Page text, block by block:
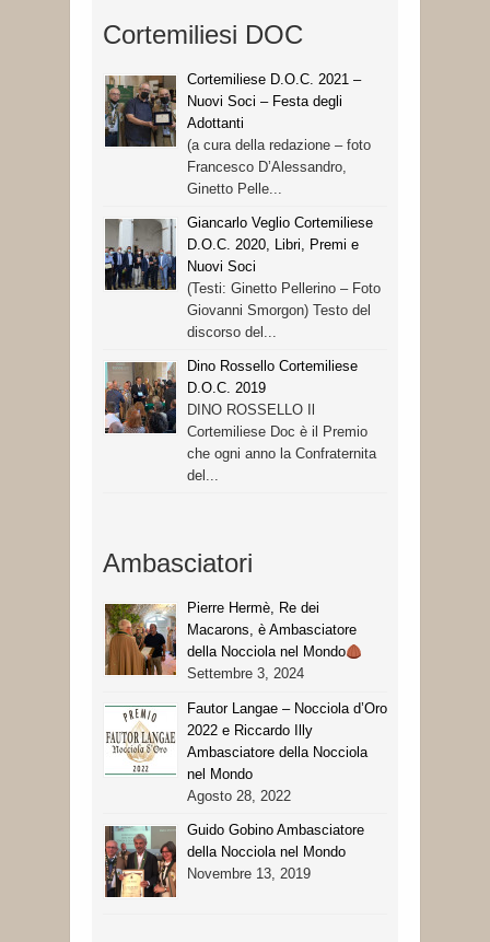
Cortemiliesi DOC
Cortemiliese D.O.C. 2021 –
Nuovi Soci – Festa degli
Adottanti
(a cura della redazione – foto
Francesco D’Alessandro,
Ginetto Pelle...
Giancarlo Veglio Cortemiliese
D.O.C. 2020, Libri, Premi e
Nuovi Soci
(Testi: Ginetto Pellerino – Foto
Giovanni Smorgon) Testo del
discorso del...
Dino Rossello Cortemiliese
D.O.C. 2019
DINO ROSSELLO Il
Cortemiliese Doc è il Premio
che ogni anno la Confraternita
del...
Ambasciatori
Pierre Hermè, Re dei
Macarons, è Ambasciatore
della Nocciola nel Mondo
Settembre 3, 2024
Fautor Langae – Nocciola d’Oro
2022 e Riccardo Illy
Ambasciatore della Nocciola
nel Mondo
Agosto 28, 2022
Guido Gobino Ambasciatore
della Nocciola nel Mondo
Novembre 13, 2019